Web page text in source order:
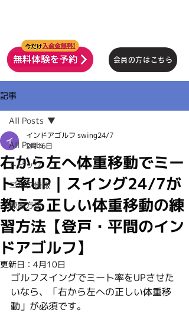
会員の方はこちら
記事
All Posts
トピック
ゴルフ情報
練習方法
All Posts
右から左へ体重移動でミー
ト率UP｜スイング24/7が
教える正しい体重移動の練
習方法【登戸・平間のイン
ドアゴルフ】
インドアゴルフ swing24/7
2月16日
更新日： 4月10日
ゴルフスイングでミート率をUPさせた
いなら、「右から左への正しい体重移
動」が必須です。